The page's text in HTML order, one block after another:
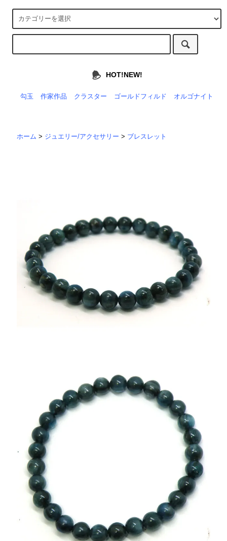
HOT!NEW!
勾玉 作家作品 クラスター ゴールドフィルド オルゴナイト
ホーム > ジュエリー/アクセサリー > ブレスレット